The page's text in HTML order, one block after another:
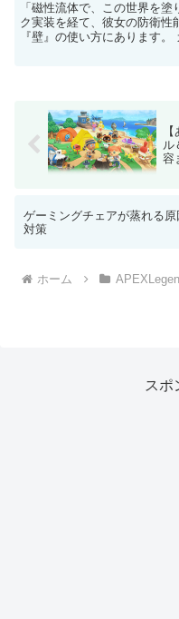
「磁性流体で、この世界を
ク実装を経て、彼女の防衛性
『壁』の使い方にあります
ル
容
ゲーミングチェアが蒸れる原
対策
ホーム
スポ